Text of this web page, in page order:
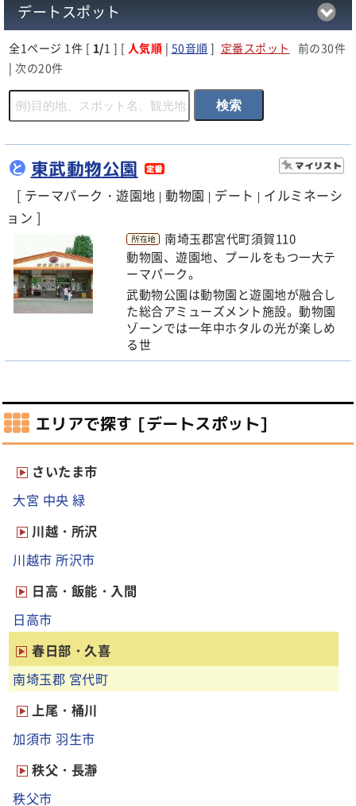
デートスポット
全1ページ 1件 [ 1/1 ] [ 人気順 | 50音順 ] 定番スポット
前の30件
| 次の20件
と 東武動物公園
[ テーマパーク・遊園地 | 動物園 | デート | イルミネーシ
ョン ]
南埼玉郡宮代町須賀110
動物園、遊園地、プールをもつ一大テ
ーマパーク。
武動物公園は動物園と遊園地が融合し
た総合アミューズメント施設。動物園
ゾーンでは一年中ホタルの光が楽しめ
る世
エリアで探す [デートスポット]
さいたま市
大宮 中央 緑
川越・所沢
川越市 所沢市
日高・飯能・入間
日高市
春日部・久喜
南埼玉郡 宮代町
上尾・桶川
加須市 羽生市
秩父・長瀞
秩父市